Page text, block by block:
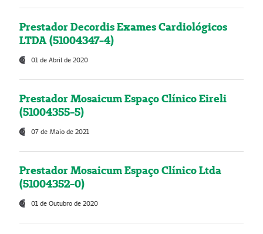
Prestador Decordis Exames Cardiológicos
LTDA (51004347-4)
01 de Abril de 2020
Prestador Mosaicum Espaço Clínico Eireli
(51004355-5)
07 de Maio de 2021
Prestador Mosaicum Espaço Clínico Ltda
(51004352-0)
01 de Outubro de 2020